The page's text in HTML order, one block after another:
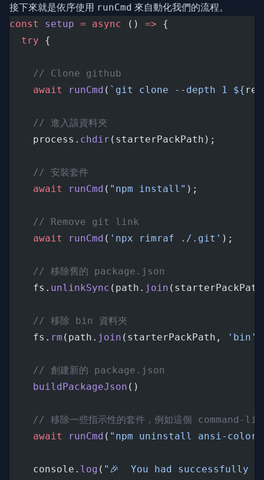
接下來就是依序使用 runCmd 來自動化我們的流程。
const setup = async () => {
try {
// Clone github
await
runCmd ( `git clone --depth 1 ${
// 進入該資料夾
    process.
chdir (starterPackPath);
// 安裝套件
await
runCmd ( "npm install" );
// Remove git link
await
runCmd ( 'npx rimraf ./.git' );
// 移除舊的 package.json
    fs.
unlinkSync (path. join
// 移除 bin 資料夾
    fs.
rm (path. join (starterPackPath, 'bin'
// 創建新的 package.json
buildPackageJson ()
// 移除一些指示性的套件，例如這個
await
runCmd ( "npm uninstall ansi-
    console.
log ( "🎉  You had successfully